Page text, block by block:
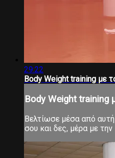
29:22
Body Weight training με
Body Weight training
Βελτίωσε μέσα από αυτή
σου και δες, μέρα με